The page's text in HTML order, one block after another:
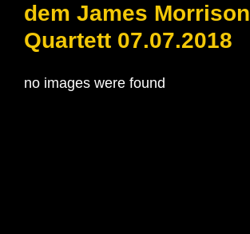
dem James Morrison
Quartett 07.07.2018
no images were found